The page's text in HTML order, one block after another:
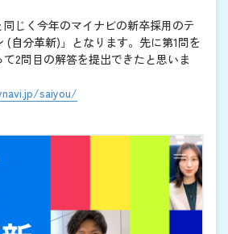
じく今年のマイナビの新卒採用のテ
(自分革新)」となります。先に第1問を
2問目の解答を提出できたと思いま
saiyou/